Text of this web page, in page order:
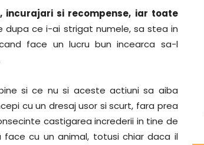
si recompense, iar toate
dupa ce i-ai strigat numele, sa stea in
face un lucru bun incearca sa-l
si ce nu si aceste actiuni sa aiba
cu un dresaj usor si scurt, fara prea
castigarea increderii in tine de
cu un animal, totusi chiar daca il